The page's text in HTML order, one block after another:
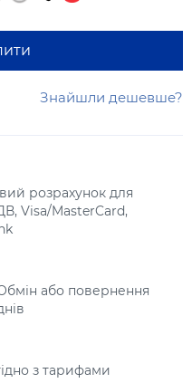
Знайшли дешевше?
розрахунок для
Visa/MasterCard,
або повернення
з тарифами